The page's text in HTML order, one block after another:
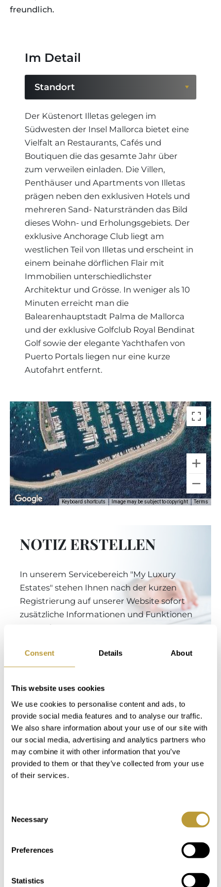
Consent Details About
This website uses cookies
We use cookies to personalise content and ads, to
provide social media features and to analyse our traffic.
We also share information about your use of our site with
our social media, advertising and analytics partners who
may combine it with other information that you’ve
provided to them or that they’ve collected from your use
of their services.
Selection
Necessary
Preferences
Statistics
freundlich.
Im Detail
Standort
Standort
Region
Der Küstenort Illetas gelegen im
Südwesten der Insel Mallorca bietet eine
Vielfalt an Restaurants, Cafés und
Boutiquen die das gesamte Jahr über
zum verweilen einladen. Die Villen,
Penthäuser und Apartments von Illetas
prägen neben den exklusiven Hotels und
mehreren Sand- Naturstränden das Bild
dieses Wohn- und Erholungsgebiets. Der
exklusive Anchorage Club liegt am
westlichen Teil von Illetas und erscheint in
einem beinahe dörflichen Flair mit
Immobilien unterschiedlichster
Architektur und Grösse. In weniger als 10
Minuten erreicht man die
Balearenhauptstadt Palma de Mallorca
und der exklusive Golfclub Royal Bendinat
Golf sowie der elegante Yachthafen von
Puerto Portals liegen nur eine kurze
Autofahrt entfernt.
Keyboard shortcuts Image may be subject to copyright Terms
NOTIZ ERSTELLEN
In unserem Servicebereich "My Luxury
Estates" stehen Ihnen nach der kurzen
Registrierung auf unserer Website sofort
zusätzliche Informationen und Funktionen
zur Verfügung.
Das könnte Sie auch
interessieren